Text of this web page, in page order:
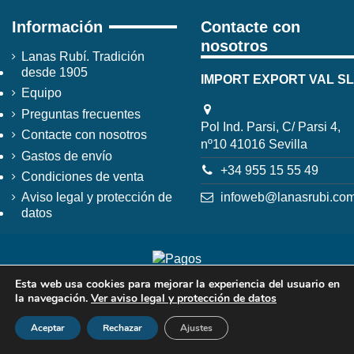
Información
Lanas Rubí. Tradición
desde 1905
Equipo
Preguntas frecuentes
Contacte con nosotros
Gastos de envío
Condiciones de venta
Aviso legal y protección de
datos
Contacte con
nosotros
IMPORT EXPORT VAL SL
Pol Ind. Parsi, C/ Parsi 4,
nº10 41016 Sevilla
+34 955 15 55 49
Esta web usa cookies para mejorar la experiencia del usuario en
la navegación. Ver aviso legal y protección de datos
Aceptar Rechazar Ajustes